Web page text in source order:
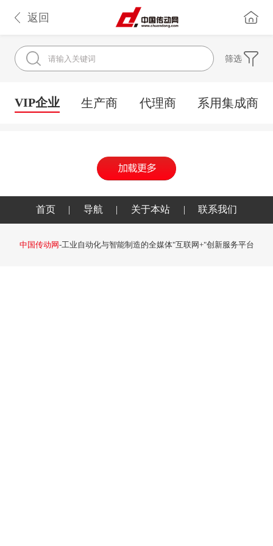
返回
筛选
VIP企业 生产商 代理商 系用集成商
首页 | 导航 | 关于本站 | 联系我们
中国传动网-工业自动化与智能制造的全媒体"互联网+"创新服务平台